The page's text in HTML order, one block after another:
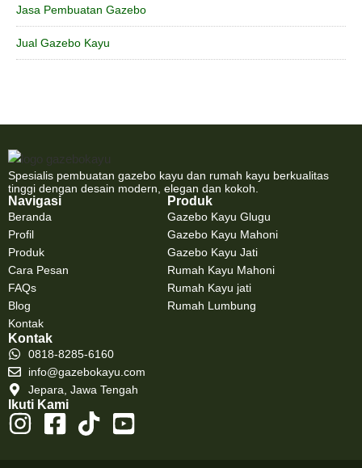
Jasa Pembuatan Gazebo
Jual Gazebo Kayu
Spesialis pembuatan gazebo kayu dan rumah kayu berkualitas
tinggi dengan desain modern, elegan dan kokoh.
Navigasi
Beranda
Profil
Produk
Cara Pesan
FAQs
Blog
Kontak
Produk
Gazebo Kayu Glugu
Gazebo Kayu Mahoni
Gazebo Kayu Jati
Rumah Kayu Mahoni
Rumah Kayu jati
Rumah Lumbung
Kontak
0818-8285-6160
info@gazebokayu.com
Jepara, Jawa Tengah
Ikuti Kami